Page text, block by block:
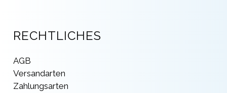
RECHTLICHES
AGB
Versandarten
Zahlungsarten